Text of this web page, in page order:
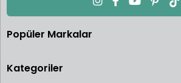
Popüler Markalar
Kategoriler